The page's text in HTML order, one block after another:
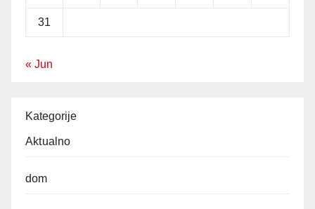
31
« Jun
Kategorije
Aktualno
dom